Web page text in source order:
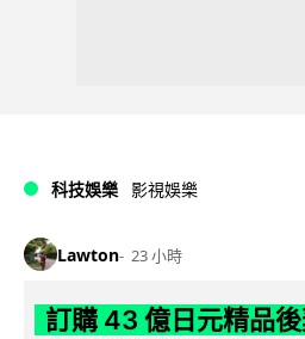
科技娛樂 影視娛樂
Lawton 23 小時
訂購 43 億日元精品